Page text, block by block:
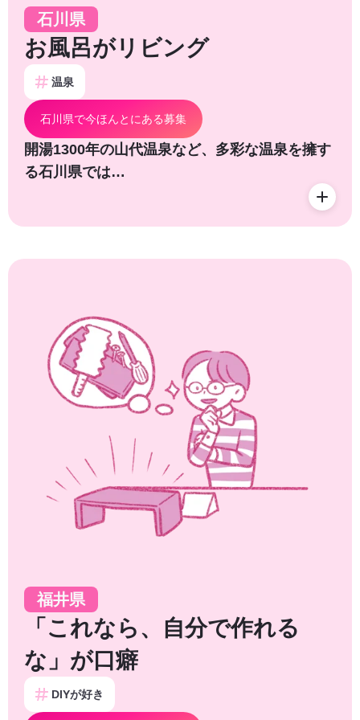
石川県
お風呂がリビング
温泉
石川県で今ほんとにある募集
開湯1300年の山代温泉など、多彩な温泉を擁す
る石川県では…
福井県
「これなら、自分で作れる
な」が口癖
DIYが好き